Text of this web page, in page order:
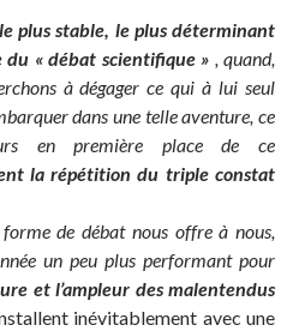
plus stable, le plus déterminant
« débat scientifique » , quand,
à dégager ce qui à lui seul
dans une telle aventure, ce
en première place de ce
la répétition du triple constat
de débat nous offre à nous,
un peu plus performant pour
et l’ampleur des malentendus
inévitablement avec une